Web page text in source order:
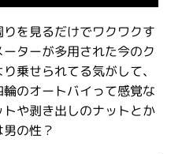
を見るだけでワクワクす
ターが多用された今のク
乗せられてる気がして、
のオートバイって感覚な
や剥き出しのナットとか
の性？